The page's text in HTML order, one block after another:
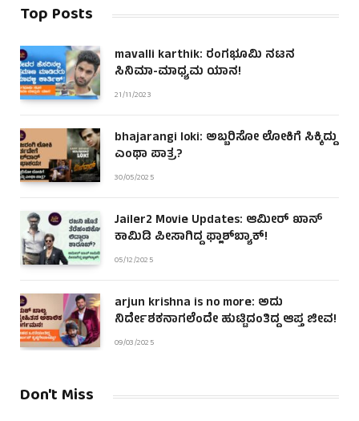
Top Posts
mavalli karthik: ರಂಗಭೂಮಿ ನಟನ
ಸಿನಿಮಾ-ಮಾಧ್ಯಮ ಯಾನ!
21/11/2023
bhajarangi loki: ಅಬ್ಬರಿಸೋ ಲೋಕಿಗೆ ಸಿಕ್ಕಿದ್ದು
ಎಂಥಾ ಪಾತ್ರ?
30/05/2025
Jailer2 Movie Updates: ಆಮೀರ್ ಖಾನ್
ಕಾಮಿಡಿ ಪೀಸಾಗಿದ್ದ ಫ್ಲಾಶ್‌ಬ್ಯಾಕ್!
05/12/2025
arjun krishna is no more: ಅದು
ನಿರ್ದೇಶಕನಾಗಲೆಂದೇ ಹುಟ್ಟಿದಂತಿದ್ದ ಆಪ್ತ ಜೀವ!
09/03/2025
Don't Miss